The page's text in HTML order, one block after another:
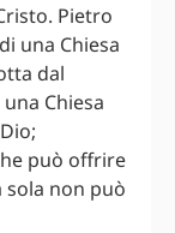
Pietro
una Chiesa
dal
Chiesa
può offrire
sola non può